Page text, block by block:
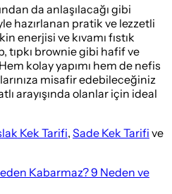
da anlaşılacağı gibi
hazırlanan pratik ve lezzetli
enerjisi ve kıvamı fıstık
tıpkı brownie gibi hafif ve
kolay yapımı hem de nefis
misafir edebileceğiniz
arayışında olanlar için ideal
Kek Tarifi, Sade Kek Tarifi ve
Kabarmaz? 9 Neden ve